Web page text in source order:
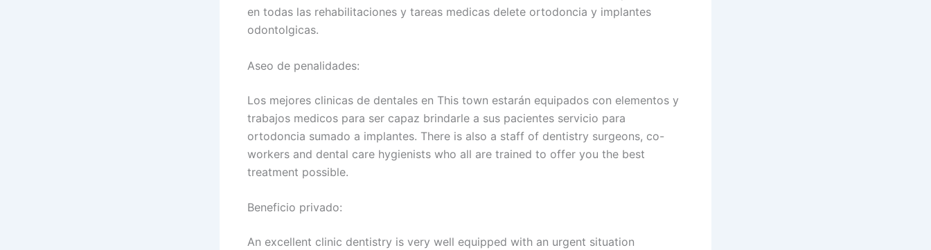
en todas las rehabilitaciones y tareas medicas delete ortodoncia y implantes
odontolgicas.
Aseo de penalidades:
Los mejores clinicas de dentales en This town estarán equipados con elementos y
trabajos medicos para ser capaz brindarle a sus pacientes servicio para
ortodoncia sumado a implantes. There is also a staff of dentistry surgeons, co-
workers and dental care hygienists who all are trained to offer you the best
treatment possible.
Beneficio privado:
An excellent clinic dentistry is very well equipped with an urgent situation